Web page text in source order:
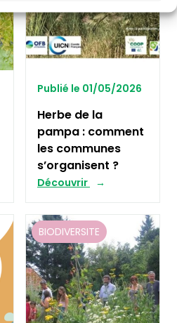
Publié le 01/05/2026
Herbe de la
pampa : comment
les communes
s’organisent ?
Découvrir
BIODIVERSITE